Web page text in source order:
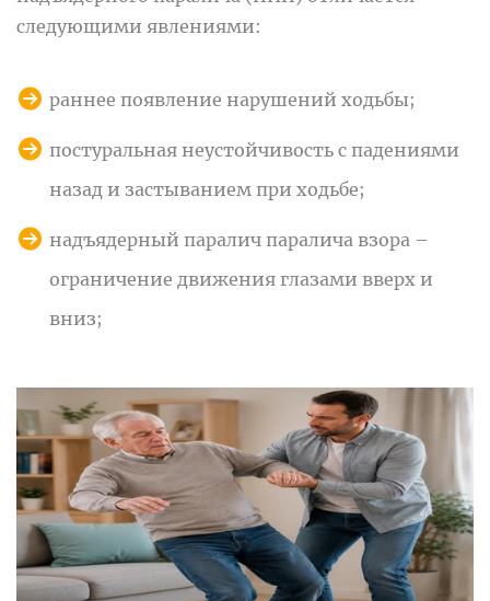
следующими явлениями:
раннее появление нарушений ходьбы;
постуральная неустойчивость с падениями
назад и застыванием при ходьбе;
надъядерный паралич паралича взора –
ограничение движения глазами вверх и
вниз;